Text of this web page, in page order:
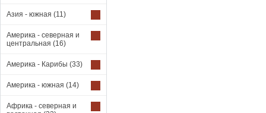
Азия - южная (11)
Америка - северная и
центральная (16)
Америка - Карибы (33)
Америка - южная (14)
Африка - северная и